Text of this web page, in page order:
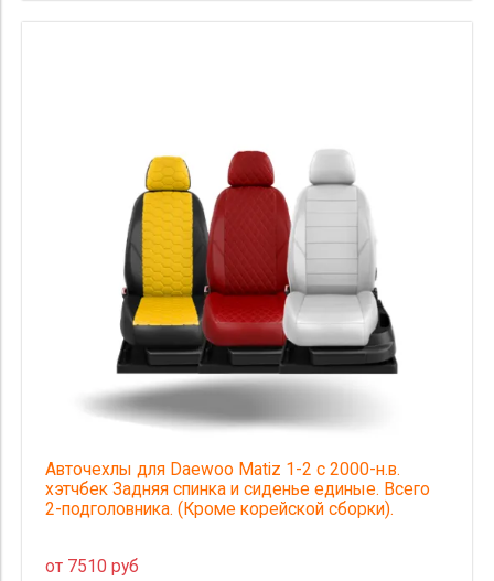
Авточехлы для Daewoo Matiz 1-2 с 2000-н.в.
хэтчбек Задняя спинка и сиденье единые. Всего
2-подголовника. (Кроме корейской сборки).
от 7510 руб